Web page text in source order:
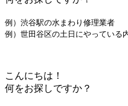
例）渋谷駅の水まわり修理業者
例）世田谷区の土日にやっている
こんにちは！
何をお探しですか？